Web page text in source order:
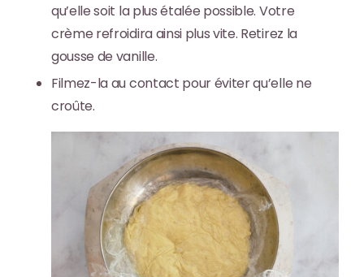
qu’elle soit la plus étalée possible. Votre
crème refroidira ainsi plus vite. Retirez la
gousse de vanille.
Filmez-la au contact pour éviter qu’elle ne
croûte.